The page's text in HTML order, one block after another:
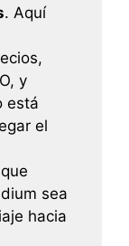
. Aquí
y
está
el
sea
hacia